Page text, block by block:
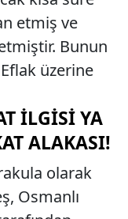
etmiş ve
Bunun
üzerine
İLGISI YA
ALAKASI!
olarak
Osmanlı